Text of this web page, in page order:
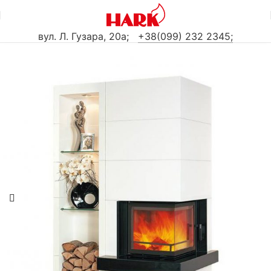
вул. Л. Гузара, 20а; +38(099) 232 2345;